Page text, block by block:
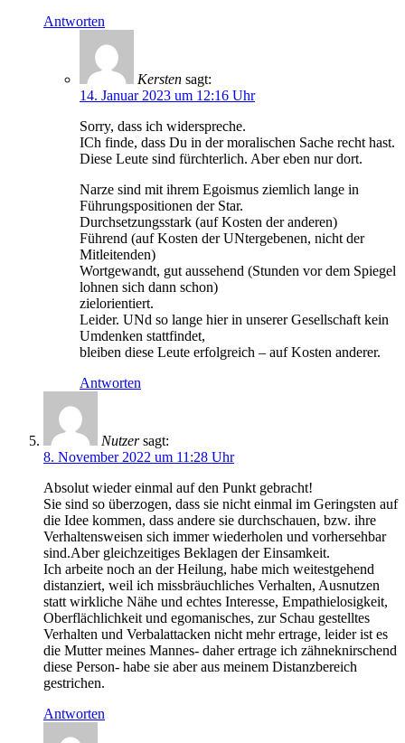
Antworten
Kersten sagt:
14. Januar 2023 um 12:16 Uhr
Sorry, dass ich widerspreche.
ICh finde, dass Du in der moralischen Sache recht hast.
Diese Leute sind fürchterlich. Aber eben nur dort.
Narze sind mit ihrem Egoismus ziemlich lange in
Führungspositionen der Star.
Durchsetzungsstark (auf Kosten der anderen)
Führend (auf Kosten der UNtergebenen, nicht der
Mitleitenden)
Wortgewandt, gut aussehend (Stunden vor dem Spiegel
lohnen sich dann schon)
zielorientiert.
Leider. UNd so lange hier in unserer Gesellschaft kein
Umdenken stattfindet,
bleiben diese Leute erfolgreich – auf Kosten anderer.
Antworten
Nutzer sagt:
8. November 2022 um 11:28 Uhr
Absolut wieder einmal auf den Punkt gebracht!
Sie sind so überzogen, dass sie nicht einmal im Geringsten auf
die Idee kommen, dass andere sie durchschauen, bzw. ihre
Verhaltensweisen sich immer wiederholen und vorhersehbar
sind.Aber gleichzeitiges Beklagen der Einsamkeit.
Ich arbeite noch an der Heilung, habe mich weitestgehend
distanziert, weil ich missbräuchliches Verhalten, Ausnutzen
statt wirkliche Nähe und echtes Interesse, Empathielosigkeit,
Oberflächlichkeit und egomanisches, zur Schau gestelltes
Verhalten und Verbalattacken nicht mehr ertrage, leider ist es
die Mutter meines Mannes- daher ertrage ich zähneknirschend
diese Person- habe sie aber aus meinem Distanzbereich
gestrichen.
Antworten